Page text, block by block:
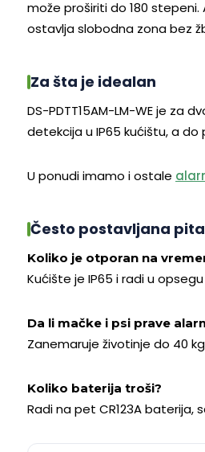
može proširiti do 180
ostavlja slobodna zona bez
Za šta je idealan
DS-PDTT15AM-LM-WE je
detekcija u IP65 kućištu, a
U ponudi imamo i ostale
Često postavljana
Koliko je otporan na
Kućište je IP65 i radi u
Da li mačke i psi prave
Zanemaruje životinje do 40
Koliko baterija troši?
Radi na pet CR123A